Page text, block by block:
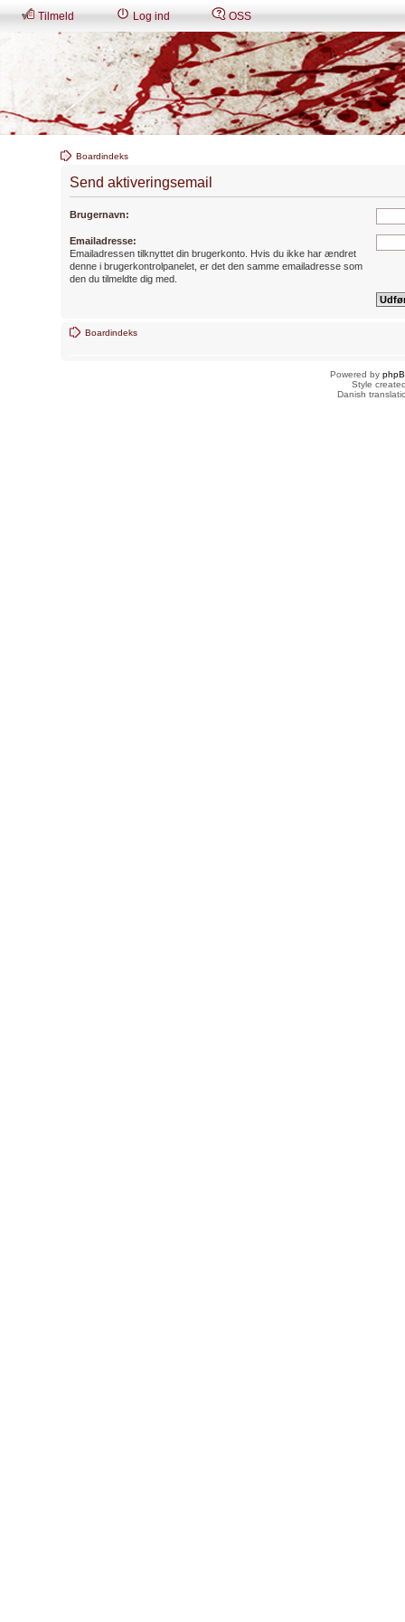
Tilmeld Log ind OSS
Boardindeks
Send aktiveringsemail
Brugernavn:
Emailadresse:
Emailadressen tilknyttet din brugerkonto. Hvis du ikke har ændret
denne i brugerkontrolpanelet, er det den samme emailadresse som
den du tilmeldte dig med.
Boardindeks
Powered by
Style
Danish